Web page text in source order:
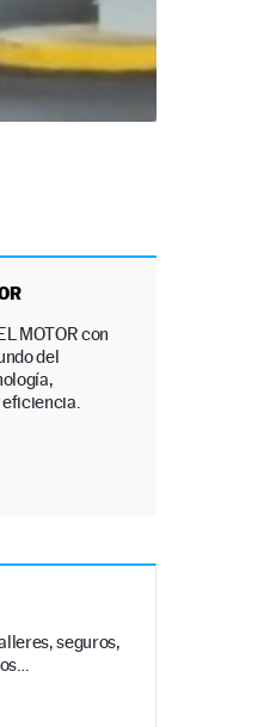
MOTOR con
del
seguros,